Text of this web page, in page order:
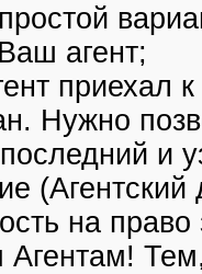
агент;
приехал
Нужно
и
(Агентский
на